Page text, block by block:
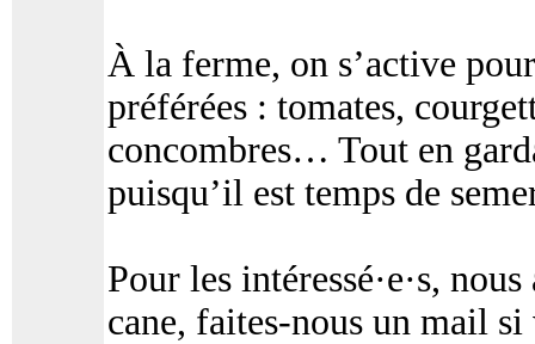
À la ferme, on s’active
préférées : tomates,
concombres… Tout en
puisqu’il est temps de
Pour les intéressé·e·s,
cane, faites-nous un mail